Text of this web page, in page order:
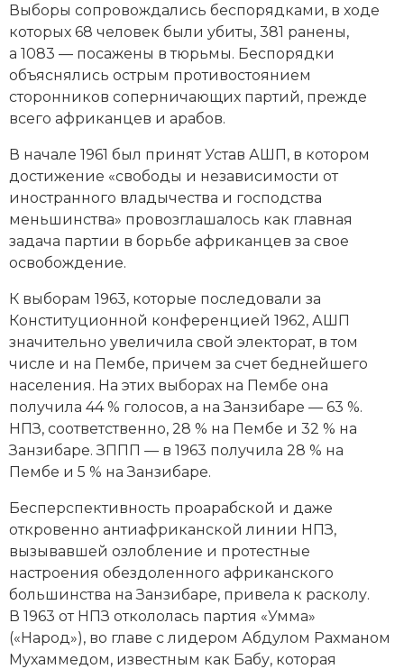
Выборы сопровождались беспорядками, в ходе
которых 68 человек были убиты, 381 ранены,
а 1083 — посажены в тюрьмы. Беспорядки
объяснялись острым противостоянием
сторонников соперничающих партий, прежде
всего африканцев и арабов.
В начале 1961 был принят Устав АШП, в котором
достижение «свободы и независимости от
иностранного владычества и господства
меньшинства» провозглашалось как главная
задача партии в борьбе африканцев за свое
освобождение.
К выборам 1963, которые последовали за
Конституционной конференцией 1962, АШП
значительно увеличила свой электорат, в том
числе и на Пембе, причем за счет беднейшего
населения. На этих выборах на Пембе она
получила 44 % голосов, а на Занзибаре — 63 %.
НПЗ, соответственно, 28 % на Пембе и 32 % на
Занзибаре. ЗППП — в 1963 получила 28 % на
Пембе и 5 % на Занзибаре.
Бесперспективность проарабской и даже
откровенно антиафриканской линии НПЗ,
вызывавшей озлобление и протестные
настроения обездоленного африканского
большинства на Занзибаре, привела к расколу.
В 1963 от НПЗ откололась партия «Умма»
(«Народ»), во главе с лидером Абдулом Рахманом
Мухаммедом, известным как Бабу, которая